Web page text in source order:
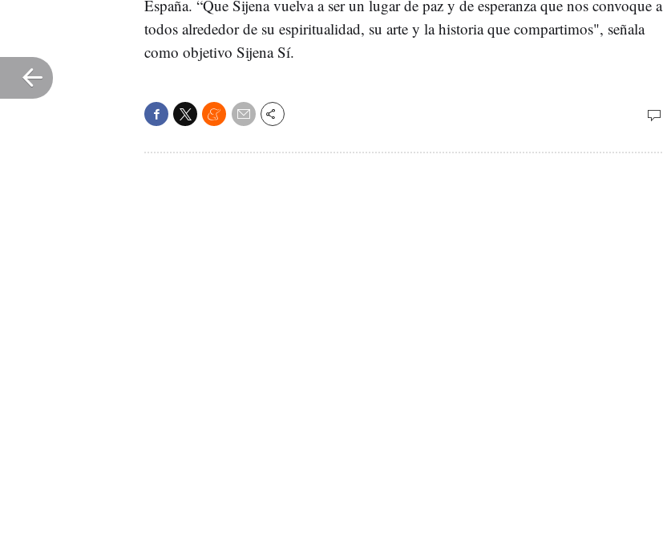
España. “Que Sijena vuelva a ser un lugar de paz y de esperanza que nos convoque a
todos alrededor de su espiritualidad, su arte y la historia que compartimos", señala
como objetivo Sijena Sí.